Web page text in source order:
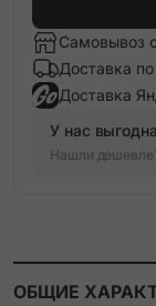
Самовывоз
Доставка
Доставка
У нас
Нашли
ОБЩИЕ